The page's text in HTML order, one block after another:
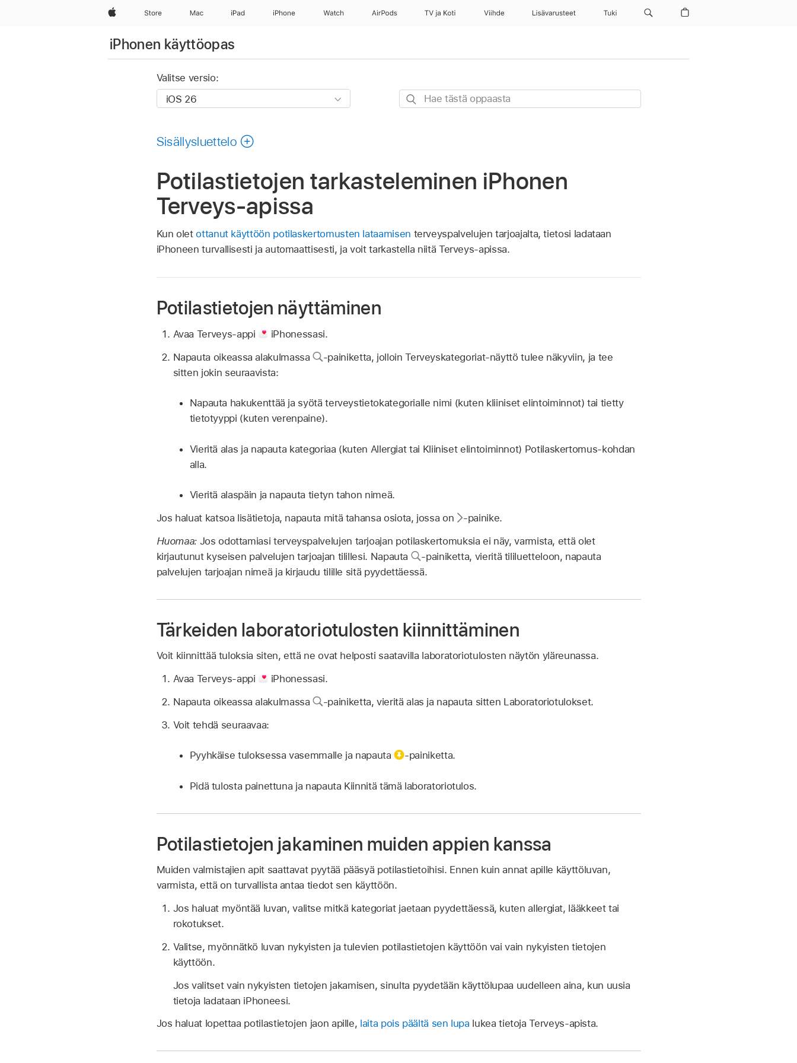
Apple Store Mac iPad iPhone Watch AirPods TV ja Koti Viihde Lisävarusteet Tuki
iPhonen käyttöopas
Valitse versio:
Hae
Sisällysluettelo
Potilastietojen tarkasteleminen iPhonen
Terveys-apissa
Kun oletottanut käyttöön potilaskertomusten lataamisen terveyspalvelujen tarjoajalta, tietosi ladataan
iPhoneen turvallisesti ja automaattisesti, ja voit tarkastella niitä Terveys-apissa.
Potilastietojen näyttäminen
Avaa Terveys-appi
iPhonessasi.
Napauta oikeassa alakulmassa
-painiketta, jolloin Terveyskategoriat-näyttö tulee näkyviin, ja tee
sitten jokin seuraavista:
Napauta hakukenttää ja syötä terveystietokategorialle nimi (kuten kliiniset elintoiminnot) tai tietty
tietotyyppi (kuten verenpaine).
Vieritä alas ja napauta kategoriaa (kuten Allergiat tai Kliiniset elintoiminnot) Potilaskertomus-kohdan
alla.
Vieritä alaspäin ja napauta tietyn tahon nimeä.
Jos haluat katsoa lisätietoja, napauta mitä tahansa osiota, jossa on
-painike.
Huomaa: Jos odottamiasi terveyspalvelujen tarjoajan potilaskertomuksia ei näy, varmista, että olet
kirjautunut kyseisen palvelujen tarjoajan tilillesi. Napauta
-painiketta, vieritä tililuetteloon, napauta
palvelujen tarjoajan nimeä ja kirjaudu tilille sitä pyydettäessä.
Tärkeiden laboratoriotulosten kiinnittäminen
Voit kiinnittää tuloksia siten, että ne ovat helposti saatavilla laboratoriotulosten näytön yläreunassa.
Avaa Terveys-appi
iPhonessasi.
Napauta oikeassa alakulmassa
-painiketta, vieritä alas ja napauta sitten Laboratoriotulokset.
Voit tehdä seuraavaa:
Pyyhkäise tuloksessa vasemmalle ja napauta -painiketta.
Pidä tulosta painettuna ja napauta Kiinnitä tämä laboratoriotulos.
Potilastietojen jakaminen muiden appien kanssa
Muiden valmistajien apit saattavat pyytää pääsyä potilastietoihisi. Ennen kuin annat apille käyttöluvan,
varmista, että on turvallista antaa tiedot sen käyttöön.
Jos haluat myöntää luvan, valitse mitkä kategoriat jaetaan pyydettäessä, kuten allergiat, lääkkeet tai
rokotukset.
Valitse, myönnätkö luvan nykyisten ja tulevien potilastietojen käyttöön vai vain nykyisten tietojen
käyttöön.
Jos valitset vain nykyisten tietojen jakamisen, sinulta pyydetään käyttölupaa uudelleen aina, kun uusia
tietoja ladataan iPhoneesi.
Jos haluat lopettaa potilastietojen jaon apille, laita pois päältä sen lupa lukea tietoja Terveys-apista.